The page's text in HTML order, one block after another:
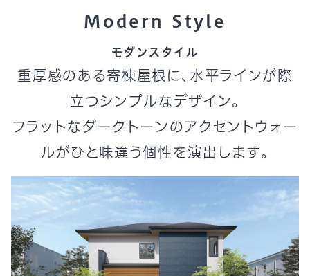
Modern Style
モダンスタイル
重厚感のある寄棟屋根に、水平ラインが際
立つシンプルなデザイン。
フラットなダークトーンのアクセントウォー
ルがひと味違う個性を演出します。